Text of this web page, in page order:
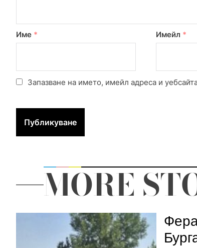
Име * Имейл *
Запазване на името, имейл адреса и
MORE